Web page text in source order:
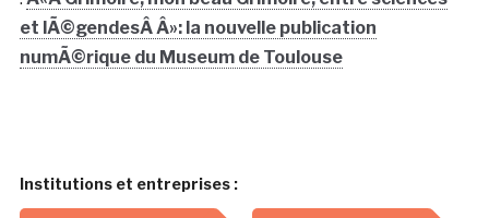
et lÃ©gendesÂ Â»: la nouvelle publication
numÃ©rique du Museum de Toulouse
Institutions et entreprises :